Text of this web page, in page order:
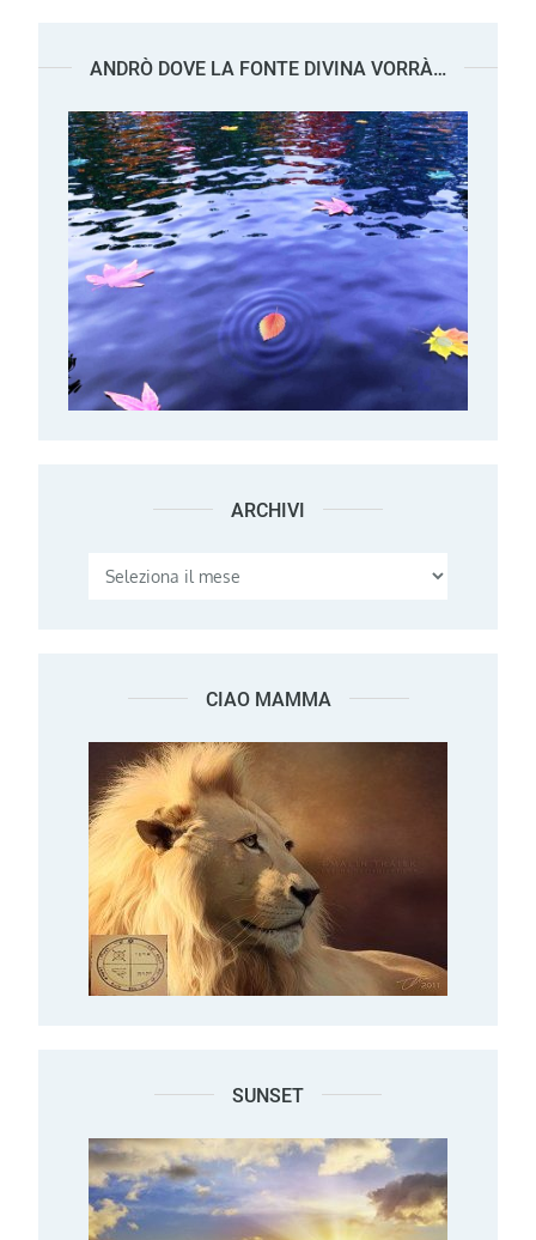
ANDRÒ DOVE LA FONTE DIVINA VORRÀ…
ARCHIVI Archivi
CIAO MAMMA
SUNSET